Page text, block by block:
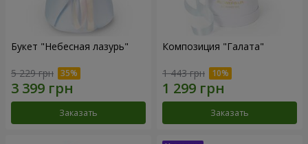
Букет "Небесная лазурь"
5 229 грн
Заказать
Композиция "Галата"
1 443 грн
Заказать